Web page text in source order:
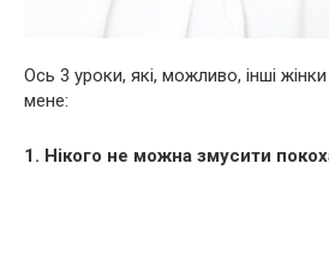
Ось 3 уроки, які, можливо, інші
мене:
1. Нікого не можна змусити